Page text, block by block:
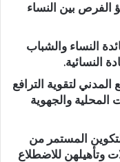
الفرص بين النساء
النساء والشباب
النسائية.
المدني لتقوية الترافع
والجهوية
المستمر من
وتأهيلهن للاضطلاع